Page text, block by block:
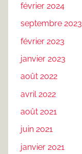
février 2024
septembre 2023
février 2023
janvier 2023
août 2022
avril 2022
août 2021
juin 2021
janvier 2021